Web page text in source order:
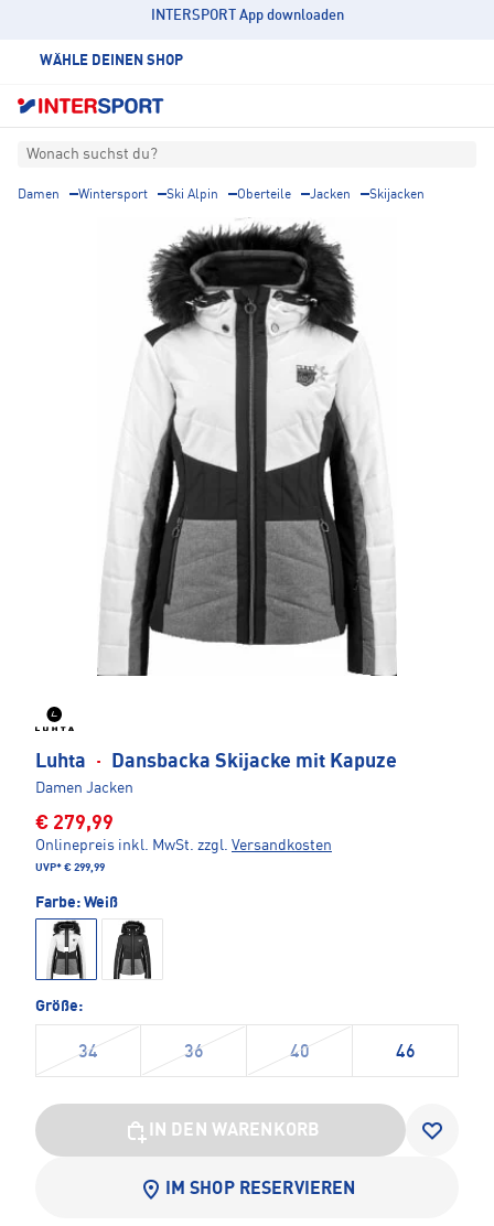
INTERSPORT App downloaden
WÄHLE DEINEN SHOP
Wonach suchst du?
Damen Wintersport Ski Alpin Oberteile Jacken Skijacken
Luhta · Dansbacka Skijacke mit Kapuze
Damen Jacken
€ 279,99
Onlinepreis inkl. MwSt. zzgl. Versandkosten
UVP* € 299,99
Farbe: Weiß
Größe:
34 36 40 46
IN DEN WARENKORB
IM SHOP RESERVIEREN